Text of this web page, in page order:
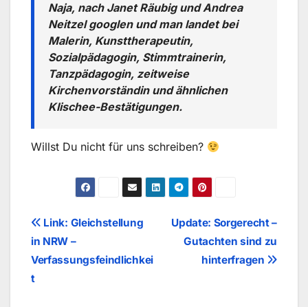
Naja, nach Janet Räubig und Andrea
Neitzel googlen und man landet bei
Malerin, Kunsttherapeutin,
Sozialpädagogin, Stimmtrainerin,
Tanzpädagogin, zeitweise
Kirchenvorständin und ähnlichen
Klischee-Bestätigungen.
Willst Du nicht für uns schreiben?
Beitragsnavigation
Update: Sorgerecht –
Gutachten sind zu
hinterfragen
Link: Gleichstellung
in NRW –
Verfassungsfeindlichkei
t